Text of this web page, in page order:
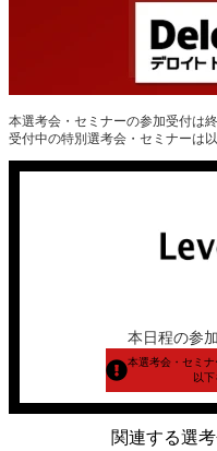
本選考会・セミナーの参加受付は
受付中の特別選考会・セミナーは
本日程の参
本選考会・セミナ
以下
関連する選